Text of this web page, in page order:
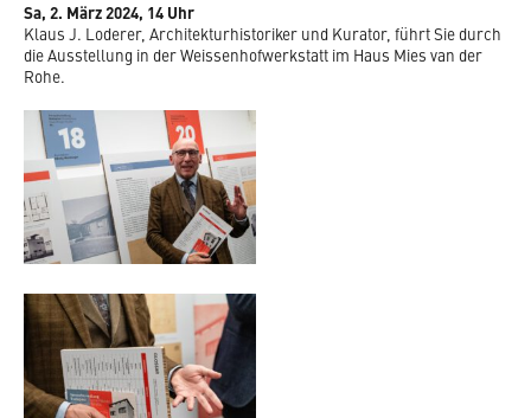
FÜHRUNGEN
GRUPPENBESUCHE
FRAGEN UND ANTWORTEN
AUSSTELLUNGSRUNDGANG
KURZFILME WEISSENHOFMUSEUM
WIE DAS MUSEUM ENTSTAND
WILLKOMMEN
DIE AUSSTELLUNG 1927
FREUNDE DER WEISSENHOFSIEDLUNG
NETZWERK WERKBUNDSIEDLUNGEN
KULTURROUTE LE CORBUSIER
UNESCO WELTERBE LE CORBUSIER
VERANSTALTUNGEN
JUBILÄUM 2027
JUBILÄUM 2027
WEISSENHOF.FORUM
WEISSENHOF.100
Sa, 2. März 2024, 14 Uhr
Klaus J. Loderer, Architekturhistoriker und Kurator, führt Sie durch
die Ausstellung in der Weissenhofwerkstatt im Haus Mies van der
Rohe.